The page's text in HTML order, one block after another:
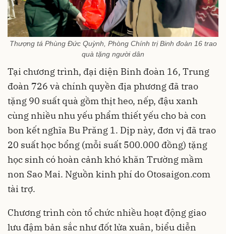
Thượng tá Phùng Đức Quỳnh, Phòng Chính trị Binh đoàn 16 trao
quà tặng người dân
Tại chương trình, đại diện Binh đoàn 16, Trung
đoàn 726 và chính quyền địa phương đã trao
tặng 90 suất quà gồm thịt heo, nếp, đậu xanh
cùng nhiều nhu yếu phẩm thiết yếu cho bà con
bon kết nghĩa Bu Prăng 1. Dịp này, đơn vị đã trao
20 suất học bổng (mỗi suất 500.000 đồng) tặng
học sinh có hoàn cảnh khó khăn Trường mầm
non Sao Mai. Nguồn kinh phí do Otosaigon.com
tài trợ.
Chương trình còn tổ chức nhiều hoạt động giao
lưu đậm bản sắc như đốt lửa xuân, biểu diễn